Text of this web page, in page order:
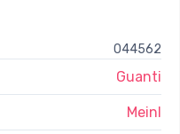
044562
Guanti
Meinl